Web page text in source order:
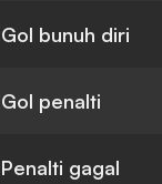
Gol bunuh diri
Gol penalti
Penalti gagal